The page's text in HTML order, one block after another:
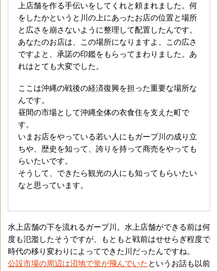
上店舗を作る手伝いをしてくれと頼まれました。何
をしたかというと川の上にあったお店の位置と場所
と広さを崩さないように整理して配置したんです。
あなたのお店は、この場所になりますよ、この広さ
ですよと、承諾の印鑑をもらってまわりました。あ
れはとても大変でした。
ここは沖縄の戦後の経済復興を担った重要な場所な
んです。
昼間の市場として沖縄全体の衣食住を支えた町で
す。
いまお店をやっている若い人にもガープ川の成り立
ちや、歴史を知って、誇りを持って商売をやっても
らいたいです。
そうして、できたら観光の人にも知ってもらいたい
なと思っています。
水上店舗の下を流れるガープ川。水上店舗ができる前は何
度も氾濫したそうですが、もともと戦前はせせらぎ程度で
時代の移り変わりによってできた川だったんですね。
公設市場の周辺は沼地で蛍が飛んでいた というお話も以前